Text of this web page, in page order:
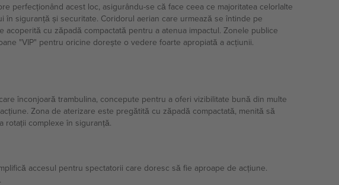
perfecționând acest loc, asigurându-se că face ceea ce majoritatea celorlalte
siguranță și securitate. Coridorul aerian care urmează se întinde pe
cu zăpadă compactată pentru a atenua impactul. Zonele publice
"VIP" pentru oricine dorește o vedere foarte apropiată a acțiunii.
înconjoară trambulina, concepute pentru a oferi vizibilitate bună din multe
Zona de aterizare este pregătită cu zăpadă compactată, menită să
rotații complexe în siguranță.
accesul pentru spectatorii care doresc să fie aproape de acțiune.